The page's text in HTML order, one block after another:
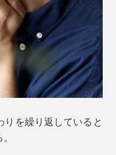
分には重ね付けをおす
いように、やさしく塗
る場合は、重ね付け
キンケア製品が誕生し
ストラエッセンス パ
、「バイオリンク販
ンタに着目し、その
ろから、「EGF」に
を繰り返していると